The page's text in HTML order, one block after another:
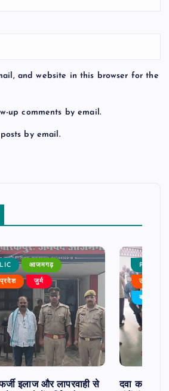
and website in this browser for the
up comments by email.
by email.
आजमगढ़
प्रदेश जुर्म
इलाज और लापरवाही से
PUBLIC
उत्तर
बड़ी खबर
दवा कक्ष में